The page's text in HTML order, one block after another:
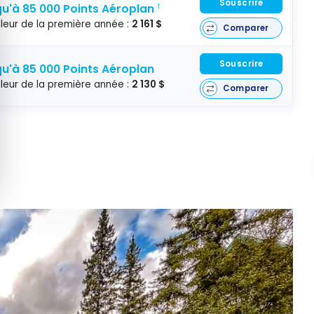
85 000 Points Aéroplan†
de la première année : 2 161 $
Souscrire
Comparer
85 000 Points Aéroplan
de la première année : 2 130 $
Souscrire
Comparer